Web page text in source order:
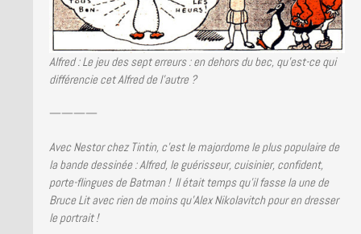
Alfred : Le jeu des sept erreurs : en dehors du bec, qu’est-ce qui
différencie cet Alfred de l’autre ?
————
Avec Nestor chez Tintin, c’est le majordome le plus populaire de
la bande dessinée : Alfred, le guérisseur, cuisinier, confident,
porte-flingues de Batman ! Il était temps qu’il fasse la une de
Bruce Lit avec rien de moins qu’Alex Nikolavitch pour en dresser
le portrait !